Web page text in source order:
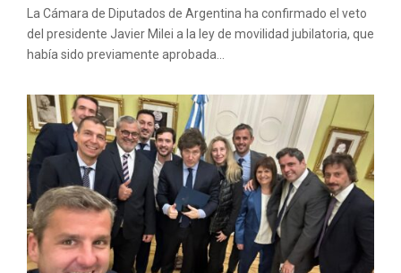
La Cámara de Diputados de Argentina ha confirmado el veto
del presidente Javier Milei a la ley de movilidad jubilatoria, que
había sido previamente aprobada...